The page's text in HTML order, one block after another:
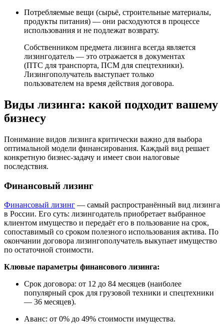
Потребляемые вещи (сырьё, строительные материалы,
продукты питания) — они расходуются в процессе
использования и не подлежат возврату.
Собственником предмета лизинга всегда является
лизингодатель — это отражается в документах
(ПТС для транспорта, ПСМ для спецтехники).
Лизингополучатель выступает только
пользователем на время действия договора.
Виды лизинга: какой подходит вашему
бизнесу
Понимание видов лизинга критически важно для выбора
оптимальной модели финансирования. Каждый вид решает
конкретную бизнес-задачу и имеет свои налоговые
последствия.
Финансовый лизинг
Финансовый лизинг — самый распространённый вид лизинга
в России. Его суть: лизингодатель приобретает выбранное
клиентом имущество и передаёт его в пользование на срок,
сопоставимый со сроком полезного использования актива. По
окончании договора лизингополучатель выкупает имущество
по остаточной стоимости.
Клювые параметры финансового лизинга:
Срок договора: от 12 до 84 месяцев (наиболее
популярный срок для грузовой техники и спецтехники
— 36 месяцев).
Аванс: от 0% до 49% стоимости имущества.